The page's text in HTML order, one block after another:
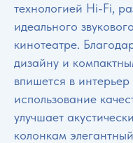
технологией Hi-Fi,
идеального
кинотеатре.
дизайну и
впишется в
использование
улучшает
колонкам